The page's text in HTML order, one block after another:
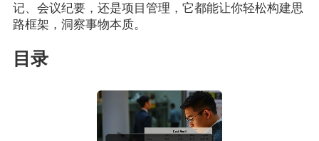
记、会议纪要，还是项目管理，它都能让你轻松构建思
路框架，洞察事物本质。
目录